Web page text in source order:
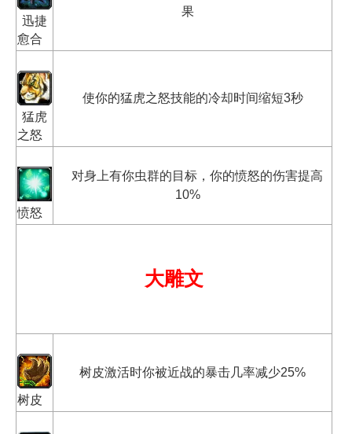
迅捷
愈合
果
猛虎
之怒
使你的猛虎之怒技能的冷却时间缩短3秒
愤怒
对身上有你虫群的目标，你的愤怒的伤害提高
10%
大雕文
树皮
树皮激活时你被近战的暴击几率减少25%